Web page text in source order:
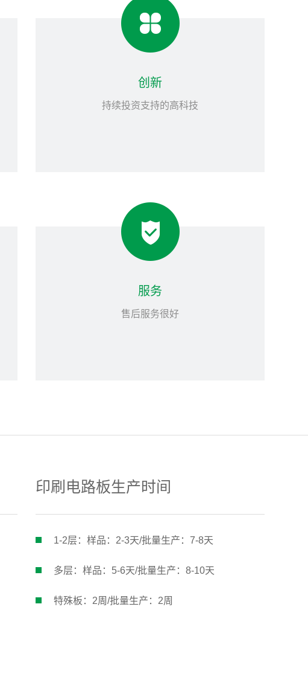
创新
持续投资支持的高科技
服务
售后服务很好
印刷电路板生产时间
1-2层：样品：2-3天/批量生产：7-8天
多层：样品：5-6天/批量生产：8-10天
特殊板：2周/批量生产：2周